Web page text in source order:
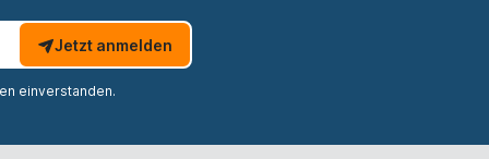
Jetzt anmelden
einverstanden.